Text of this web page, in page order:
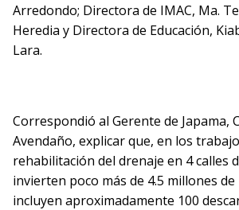
Arredondo; Directora de IMAC, Ma.
Heredia y Directora de Educación,
Lara.
Correspondió al Gerente de Japama,
Avendaño, explicar que, en los
rehabilitación del drenaje en 4 calles
invierten poco más de 4.5 millones de
incluyen aproximadamente 100